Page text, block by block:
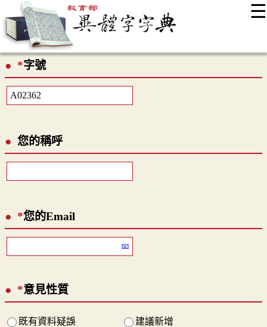
☰
最新消息
*字號
您的稱呼
*您的Email
*意見性質
既有資料疑誤 建議新增